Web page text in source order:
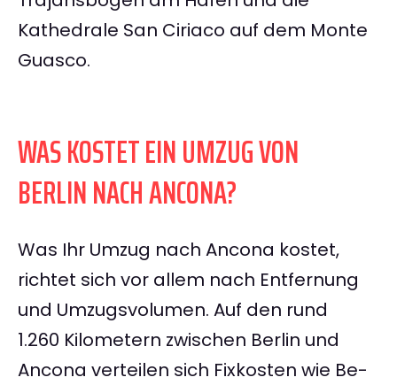
Kathedrale San Ciriaco auf dem Monte
Guasco.
WAS KOSTET EIN UMZUG VON
BERLIN NACH ANCONA?
Was Ihr Umzug nach Ancona kostet,
richtet sich vor allem nach Entfernung
und Umzugsvolumen. Auf den rund
1.260 Kilometern zwischen Berlin und
Ancona verteilen sich Fixkosten wie Be-